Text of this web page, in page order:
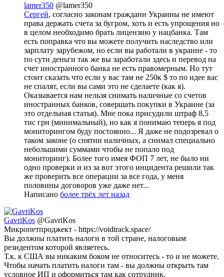
lamer350 @lamer350
Сергей, согласно законам граждани Украины не имеют
права держать счета за бугром, хоть и есть упрощения но
в целом необходимо брать лицензию у нацбанка. Там
есть поправка что вы можете получить наследство или
зарплату зарубежом, но если вы работали в украине - то
по сути деньги так же вы заработали здесь и перевод на
счет иностранного банка не есть правомерным. Но тут
стоит сказать что если у вас там не 250к $ то по идее вас
не спалят, если вы сами это не сделаете (как я).
Оказывается нам нельзя снимать наличные со счетов
иностранных банков, совершать покупки в Украине (за
это отдельная статья). Мне пока присудили штраф 8,5
тис грн (минимальный), но как я понимаю теперь я под
мониторингом буду постоянно... Я даже не подозревал о
таком законе (о снятии наличных, а снимал специально
небольшими суммами чтобы не попало под
мониторинг). Более того имея ФОП 7 лет, не было ни
одно проверки и из за вот этого инцидента решили так
же проверить все операции за все года, у меня
половины договоров уже даже нет...
Написано более трёх лет назад
GavriKos @GavriKos
Микропетпроджект - https://voidtrack.space/
Вы должны платить налоги в той стране, налоговым
резидентом которой являетесь.
Т.к. к США вы никаким боком не относитесь - то и не можете.
Чтобы начать платить налоги там - вы должны открыть там
условное ИП и оформиться там как сотрудник.